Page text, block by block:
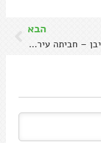
הבא
עג'ה בג'יבן – חביתה עיראקית